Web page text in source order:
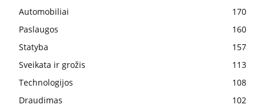
Automobiliai
170
Paslaugos
160
Statyba
157
Sveikata ir grožis
113
Technologijos
108
Draudimas
102